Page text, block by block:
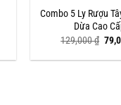
Combo 5 Ly Rượu
Dừa Cao
129,000₫ Giá
là: